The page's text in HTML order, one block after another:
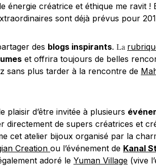
énergie créatrice et éthique me ravit !
sont déjà prévus pour
des blogs inspirants. La
et offrira toujours de belles
sans plus tarder à la rencontre de
plaisir d’être invitée à plusieurs
directement de supers créatrices et
cet atelier bijoux organisé par la
Creation ou l’événement de Kanal
adoré le Yuman Village (vive